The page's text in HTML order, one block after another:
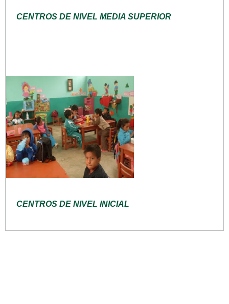
CENTROS DE NIVEL MEDIA SUPERIOR
CENTROS DE NIVEL INICIAL